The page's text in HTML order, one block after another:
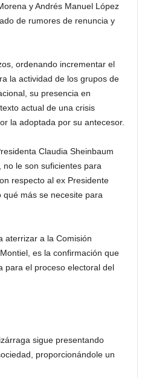
y Andrés Manuel López
de rumores de renuncia y
ordenando incrementar el
la actividad de los grupos de
su presencia en
actual de una crisis
la adoptada por su antecesor.
Claudia Sheinbaum
le son suficientes para
respecto al ex Presidente
más se necesite para
aterrizar a la Comisión
es la confirmación que
para el proceso electoral del
sigue presentando
proporcionándole un